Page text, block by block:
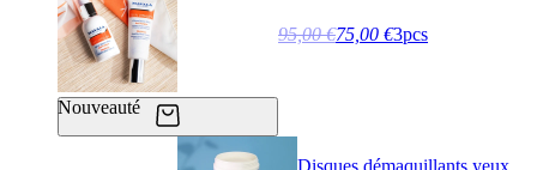
Nouveauté
95,00 €75,00 €3pcs